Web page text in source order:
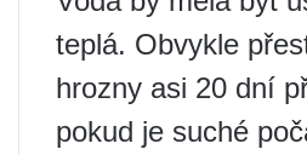
teplá. Obvykle
hrozny asi 20 dní
pokud je suché